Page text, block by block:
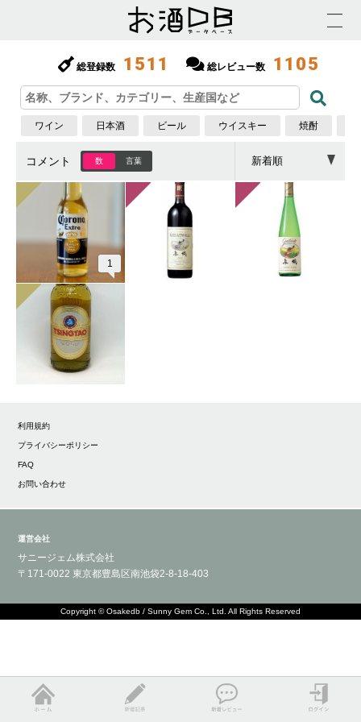
総登録数 1511 総レビュー数 1105
ワイン 日本酒 ビール ウイスキー 焼酎
コメント 数 言葉
1
利用規約
プライバシーポリシー
FAQ
お問い合わせ
運営会社
サニージェム株式会社
〒171-0022 東京都豊島区南池袋2-8-18-403
Copyright © Osakedb / Sunny Gem Co., Ltd. All Rights Reserved